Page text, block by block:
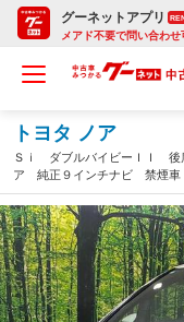
グーネットアプリ
メアド不要で問い合わせ
トヨタ ノア
Ｓｉ ダブルバイビーＩＩ 後
ア 純正９インチナビ 禁煙
煙車 ＥＴＣ Ｂｌｕｅｔｏ
キー ＬＥＤヘッド クルーズ